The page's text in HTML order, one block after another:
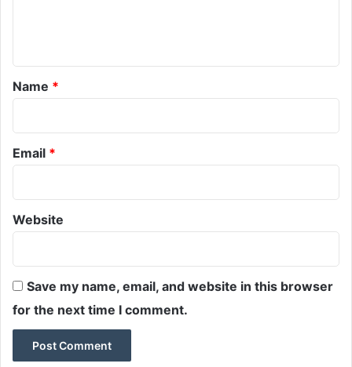
*
Name *
Email *
Website
Save my name, email, and website in this browser
for the next time I comment.